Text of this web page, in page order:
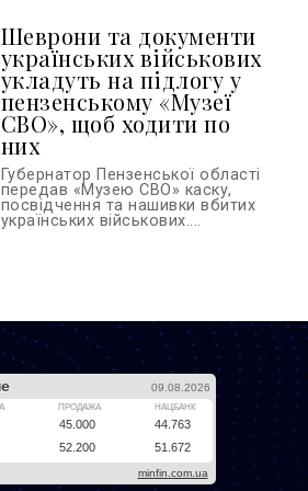
Шеврони та документи
українських військових
укладуть на підлогу у
пензенському «Музеї
СВО», щоб ходити по
них
Губернатор Пензенської області
передав «Музею СВО» каску,
посвідчення та нашивки вбитих
українських військових....